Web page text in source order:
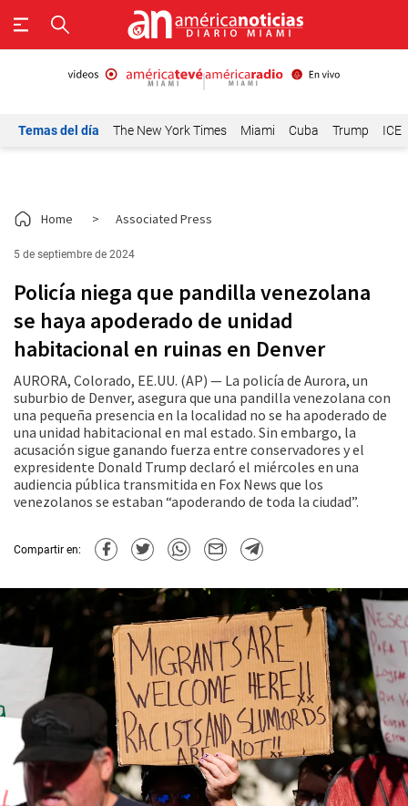
Temas del día The New York Times Miami Cuba Trump ICE
Home > Associated Press
5 de septiembre de 2024
Policía niega que pandilla venezolana
se haya apoderado de unidad
habitacional en ruinas en Denver
AURORA, Colorado, EE.UU. (AP) — La policía de Aurora, un
suburbio de Denver, asegura que una pandilla venezolana con
una pequeña presencia en la localidad no se ha apoderado de
una unidad habitacional en mal estado. Sin embargo, la
acusación sigue ganando fuerza entre conservadores y el
expresidente Donald Trump declaró el miércoles en una
audiencia pública transmitida en Fox News que los
venezolanos se estaban “apoderando de toda la ciudad”.
Compartir en: